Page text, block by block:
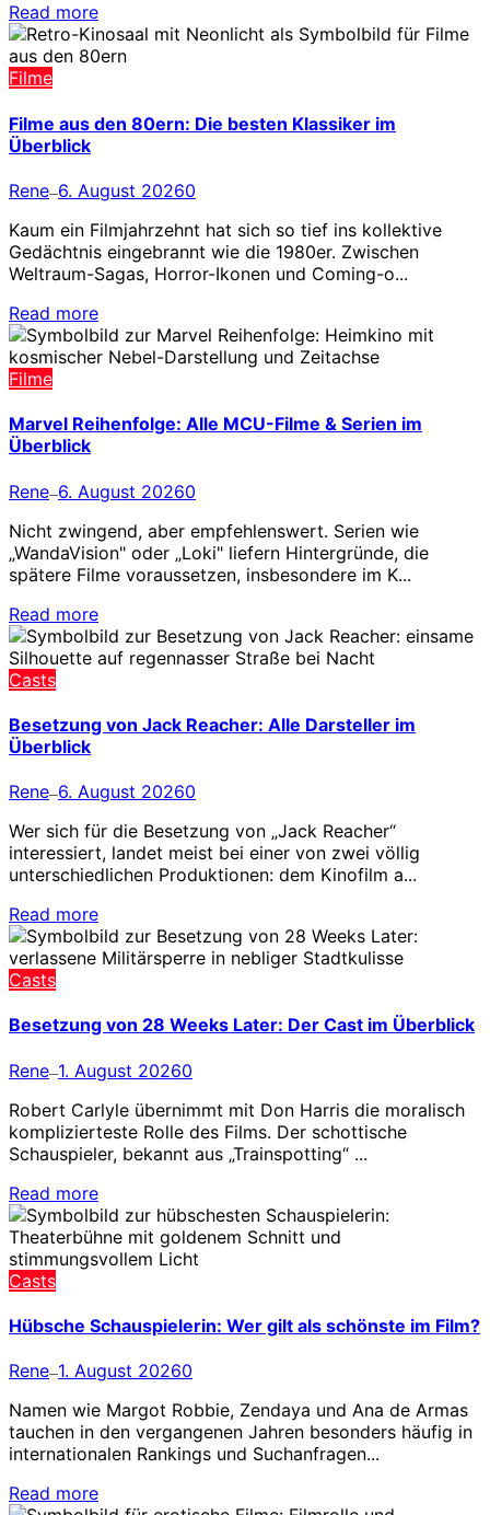
Read more
Filme
Filme aus den 80ern: Die besten Klassiker im
Überblick
Rene—6. August 20260
Kaum ein Filmjahrzehnt hat sich so tief ins kollektive
Gedächtnis eingebrannt wie die 1980er. Zwischen
Weltraum-Sagas, Horror-Ikonen und Coming-o...
Read more
Filme
Marvel Reihenfolge: Alle MCU-Filme & Serien im
Überblick
Rene—6. August 20260
Nicht zwingend, aber empfehlenswert. Serien wie
„WandaVision" oder „Loki" liefern Hintergründe, die
spätere Filme voraussetzen, insbesondere im K...
Read more
Casts
Besetzung von Jack Reacher: Alle Darsteller im
Überblick
Rene—6. August 20260
Wer sich für die Besetzung von „Jack Reacher“
interessiert, landet meist bei einer von zwei völlig
unterschiedlichen Produktionen: dem Kinofilm a...
Read more
Casts
Besetzung von 28 Weeks Later: Der Cast im Überblick
Rene—1. August 20260
Robert Carlyle übernimmt mit Don Harris die moralisch
komplizierteste Rolle des Films. Der schottische
Schauspieler, bekannt aus „Trainspotting“ ...
Read more
Casts
Hübsche Schauspielerin: Wer gilt als schönste im Film?
Rene—1. August 20260
Namen wie Margot Robbie, Zendaya und Ana de Armas
tauchen in den vergangenen Jahren besonders häufig in
internationalen Rankings und Suchanfragen...
Read more